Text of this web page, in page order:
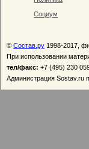
Социум
© Состав.ру 1998-2017,
При использовании
тел/факс: +7 (495) 230
Администрация Sostav.ru